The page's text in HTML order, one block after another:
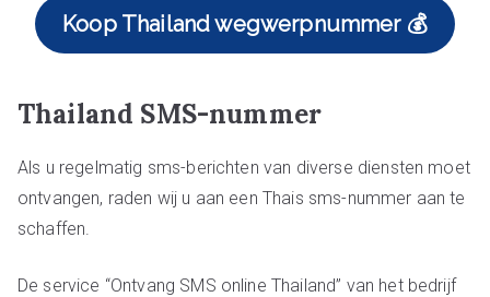
Koop Thailand wegwerpnummer 💰
Thailand SMS-nummer
Als u regelmatig sms-berichten van diverse diensten moet
ontvangen, raden wij u aan een Thais sms-nummer aan te
schaffen.
De service “Ontvang SMS online Thailand” van het bedrijf